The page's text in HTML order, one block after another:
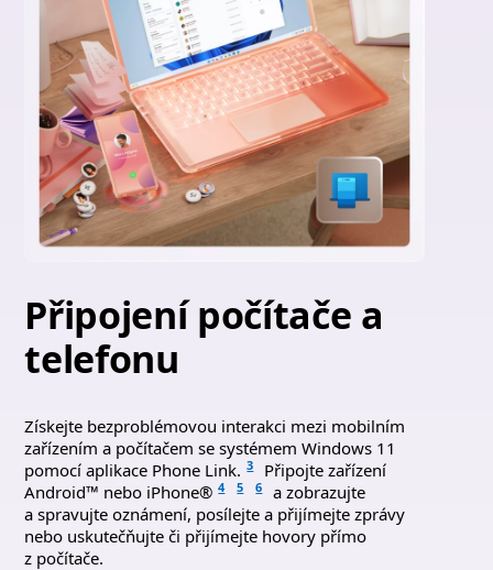
Připojení počítače a
telefonu
Získejte bezproblémovou interakci mezi mobilním
zařízením a počítačem se systémem Windows 11
pomocí aplikace Phone Link. 3
Připojte zařízení
Android™ nebo iPhone® 4 5 6
a zobrazujte
a spravujte oznámení, posílejte a přijímejte zprávy
nebo uskutečňujte či přijímejte hovory přímo
z počítače.